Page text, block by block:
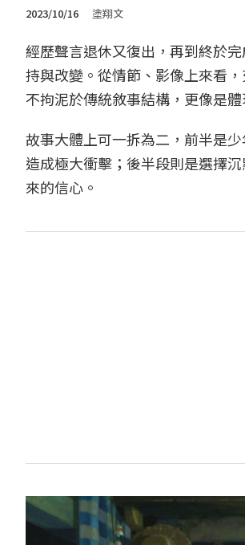
2023/10/16 塗翔文
經歷聲言退休又復出，再到終於
持與改變。從情節、影像上來看
不拘泥於傳統敘事結構，更像是
故事大體上可一拆為二，前半是
造成極大衝擊；後半段則是選擇
來的信心。